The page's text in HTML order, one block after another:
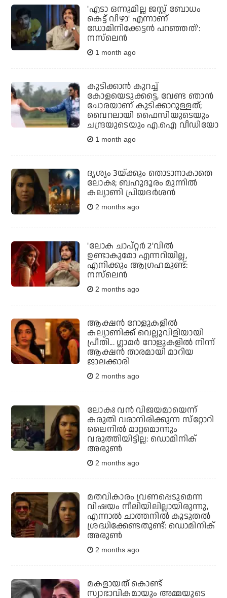
'എടാ ഒന്നുമില്ല ജസ്റ്റ് ബോധം
കെട്ട് വീഴാ' എന്നാണ്
ഡോമിനിക്കേട്ടൻ പറഞ്ഞത്':
നസ്‌ലെൻ
1 month ago
കുടിക്കാന്‍ കുറച്ച്
കോളയെടുക്കട്ടെ, വേണ്ട ഞാന്‍
ചോരയാണ് കുടിക്കാറുള്ളത്;
വൈറലായി ഫൈസിയുടെയും
ചന്ദ്രയുടെയും എ.ഐ വീഡിയോ
1 month ago
ദൃശ്യം 3യ്ക്കും തൊടാനാകാതെ
ലോകഃ; ബഹുദൂരം മുന്നില്‍
കല്യാണി പ്രിയദര്‍ശന്‍
2 months ago
'ലോക ചാപ്റ്റർ 2'വിൽ
ഉണ്ടാകുമോ എന്നറിയില്ല,
എനിക്കും ആഗ്രഹമുണ്ട്:
നസ്‌ലെൻ
2 months ago
ആക്ഷന്‍ റോളുകളില്‍
കല്യാണിക്ക് വെല്ലുവിളിയായി
പ്രീതി... ഗ്ലാമര്‍ റോളുകളില്‍ നിന്ന്
ആക്ഷന്‍ താരമായി മാറിയ
ജാലക്കാരി
2 months ago
ലോകഃ വന്‍ വിജയമായെന്ന്
കരുതി വരാനിരിക്കുന്ന സ്‌റ്റോറി
ലൈനില്‍ മാറ്റമൊന്നും
വരുത്തിയിട്ടില്ല: ഡൊമിനിക്
അരുണ്‍
2 months ago
മതവികാരം വ്രണപ്പെടുമെന്ന
വിഷയം നീലിയിലില്ലായിരുന്നു,
എന്നാല്‍ ചാത്തനില്‍ കൂടുതല്‍
ശ്രദ്ധിക്കേണ്ടതുണ്ട്: ഡൊമിനിക്
അരുണ്‍
2 months ago
മകളായത് കൊണ്ട്
സ്വാഭാവികമായും അമ്മയുടെ